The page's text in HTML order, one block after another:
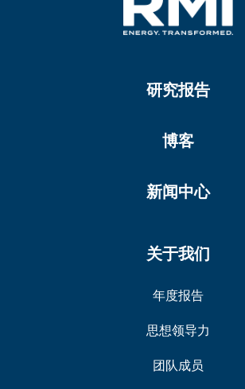
研究报告
博客
新闻中心
关于我们
年度报告
思想领导力
团队成员